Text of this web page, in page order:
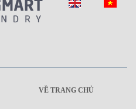
VỀ TRANG CHỦ